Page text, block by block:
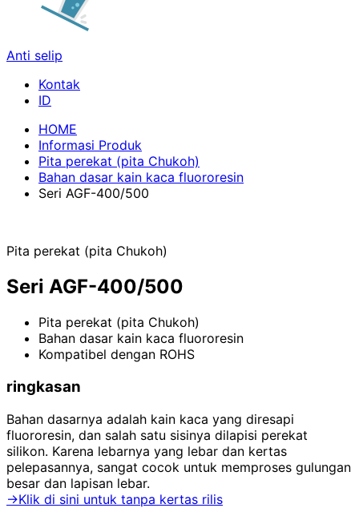
Anti selip
Kontak
HOME
Informasi Produk
Pita perekat (pita Chukoh)
Bahan dasar kain kaca fluororesin
Seri AGF-400/500
Pita perekat (pita Chukoh)
Seri AGF-400/500
Pita perekat (pita Chukoh)
Bahan dasar kain kaca fluororesin
Kompatibel dengan ROHS
ringkasan
Bahan dasarnya adalah kain kaca yang diresapi
fluororesin, dan salah satu sisinya dilapisi perekat
silikon. Karena lebarnya yang lebar dan kertas
pelepasannya, sangat cocok untuk memproses gulungan
besar dan lapisan lebar.
→Klik di sini untuk tanpa kertas rilis